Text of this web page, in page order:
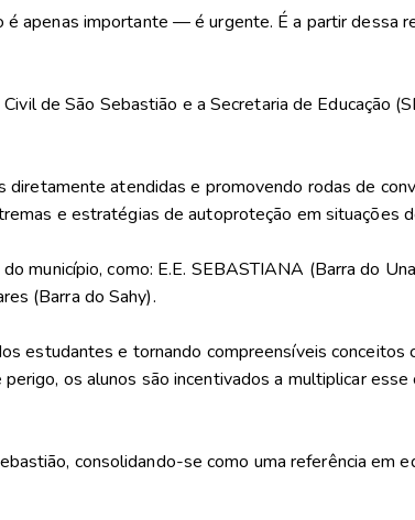
apenas importante — é urgente. É a partir dessa
de São Sebastião e a Secretaria de Educação
diretamente atendidas e promovendo rodas de
e estratégias de autoproteção em situações
município, como: E.E. SEBASTIANA (Barra do
(Barra do Sahy).
estudantes e tornando compreensíveis conceitos
os alunos são incentivados a multiplicar esse
consolidando-se como uma referência em